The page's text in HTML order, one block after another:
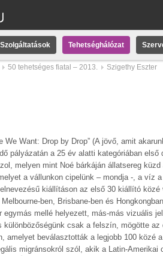
Szolgáltatások Tehetséghálózat
50 tehetséges fiatal – 2013. Szigethy Eszter
We Want: Drop by Drop” (A jövő, amit
pályázatán a 25 év alatti kategóriában
melyen mint Noé bárkáján állatsereg küzd
a vállunkon cipelünk – mondja -, a víz
kiállításon az első 30 kiállító
ben, Brisbane-ben és
egymás mellé helyezett, más-más vizuális
csak a felszín, mögötte
amelyet beválasztották a legjobb 100 közé
migránsokról szól, akik a Latin-